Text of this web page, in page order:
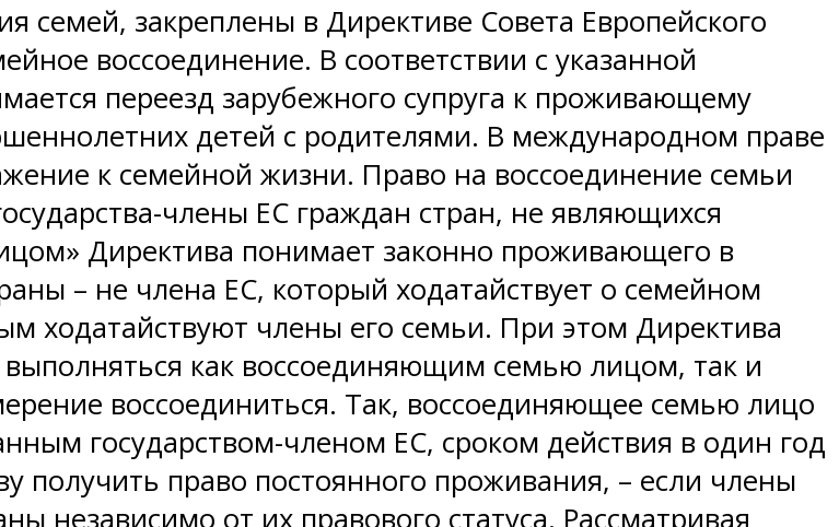
закреплены в Директиве Совета Европейского
воссоединение. В соответствии с указанной
переезд зарубежного супруга к проживающему
детей с родителями. В международном праве
к семейной жизни. Право на воссоединение семьи
члены ЕС граждан стран, не являющихся
Директива понимает законно проживающего в
– не члена ЕС, который ходатайствует о семейном
ходатайствуют члены его семьи. При этом Директива
как воссоединяющим семью лицом, так и
воссоединиться. Так, воссоединяющее семью лицо
государством-членом ЕС, сроком действия в один год
получить право постоянного проживания, – если члены
независимо от их правового статуса. Рассматривая